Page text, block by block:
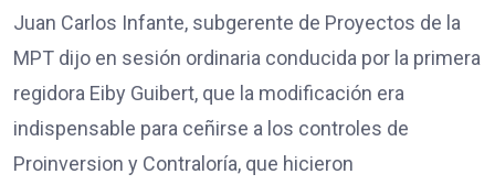
Juan Carlos Infante, subgerente de Proyectos de la
MPT dijo en sesión ordinaria conducida por la primera
regidora Eiby Guibert, que la modificación era
indispensable para ceñirse a los controles de
Proinversion y Contraloría, que hicieron